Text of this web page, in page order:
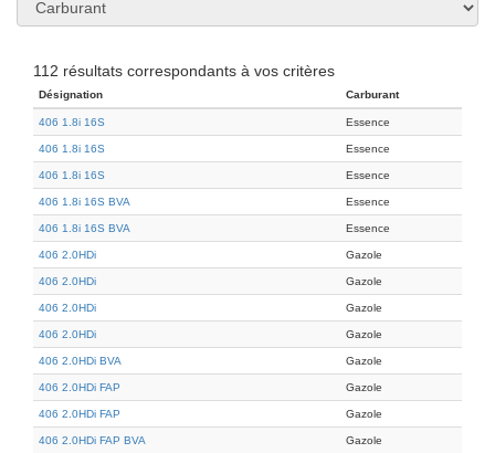
112 résultats correspondants à vos critères
Désignation Carburant
406 1.8i 16S Essence
406 1.8i 16S Essence
406 1.8i 16S Essence
406 1.8i 16S BVA Essence
406 1.8i 16S BVA Essence
406 2.0HDi Gazole
406 2.0HDi Gazole
406 2.0HDi Gazole
406 2.0HDi Gazole
406 2.0HDi BVA Gazole
406 2.0HDi FAP Gazole
406 2.0HDi FAP Gazole
406 2.0HDi FAP BVA Gazole